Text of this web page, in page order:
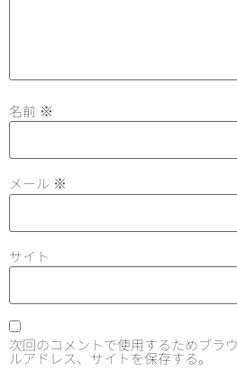
名前 ※
メール ※
サイト
次回のコメントで使用するためブラ
ルアドレス、サイトを保存する。